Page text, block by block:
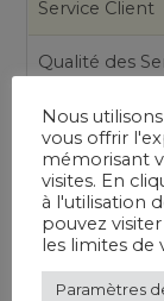
Service Client
Qualité des
Rapidité
Nous
vous offrir
mémorisant
visites. En
à l'utilisation
pouvez
les limites de
Paramètres